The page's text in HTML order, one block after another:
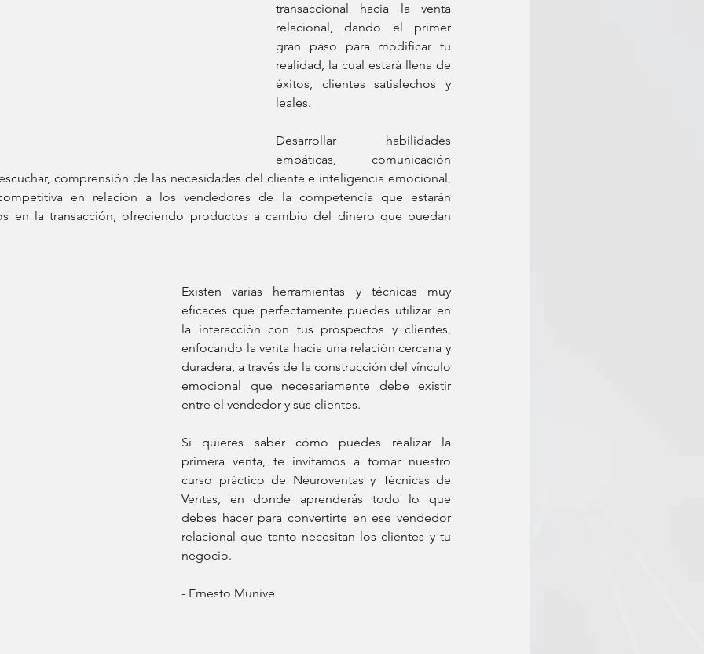
transaccional hacia la venta
relacional, dando el primer
gran paso para modificar tu
realidad, la cual estará llena de
éxitos, clientes satisfechos y
leales.
Desarrollar habilidades
empáticas, comunicación
comprensión de las necesidades del cliente e inteligencia emocional,
en relación a los vendedores de la competencia que estarán
en la transacción, ofreciendo productos a cambio del dinero que puedan
Existen varias herramientas y técnicas muy
eficaces que perfectamente puedes utilizar en
la interacción con tus prospectos y clientes,
enfocando la venta hacia una relación cercana y
duradera, a través de la construcción del vínculo
emocional que necesariamente debe existir
entre el vendedor y sus clientes.
Si quieres saber cómo puedes realizar la
primera venta, te invitamos a tomar nuestro
curso práctico de Neuroventas y Técnicas de
Ventas, en donde aprenderás todo lo que
debes hacer para convertirte en ese vendedor
relacional que tanto necesitan los clientes y tu
negocio.
- Ernesto Munive